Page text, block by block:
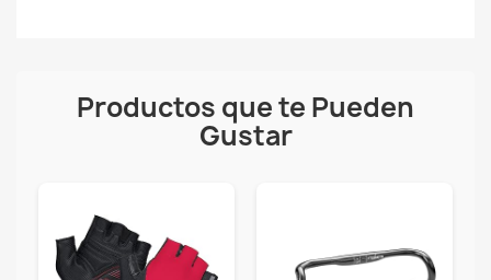
Productos que te Pueden
Gustar